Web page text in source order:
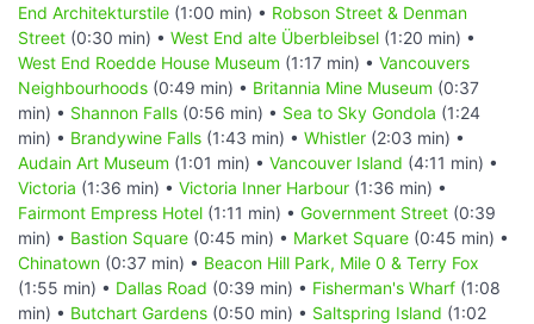
End Architekturstile (1:00 min) • Robson Street & Denman
Street (0:30 min) • West End alte Überbleibsel (1:20 min) •
West End Roedde House Museum (1:17 min) • Vancouvers
Neighbourhoods (0:49 min) • Britannia Mine Museum (0:37
min) • Shannon Falls (0:56 min) • Sea to Sky Gondola (1:24
min) • Brandywine Falls (1:43 min) • Whistler (2:03 min) •
Audain Art Museum (1:01 min) • Vancouver Island (4:11 min) •
Victoria (1:36 min) • Victoria Inner Harbour (1:36 min) •
Fairmont Empress Hotel (1:11 min) • Government Street (0:39
min) • Bastion Square (0:45 min) • Market Square (0:45 min) •
Chinatown (0:37 min) • Beacon Hill Park, Mile 0 & Terry Fox
(1:55 min) • Dallas Road (0:39 min) • Fisherman's Wharf (1:08
min) • Butchart Gardens (0:50 min) • Saltspring Island (1:02